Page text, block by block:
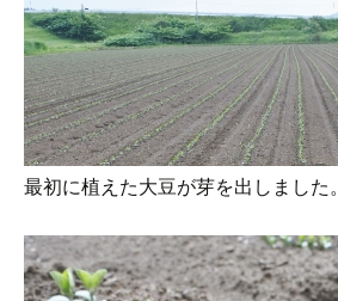
最初に植えた大豆が芽を出しました。